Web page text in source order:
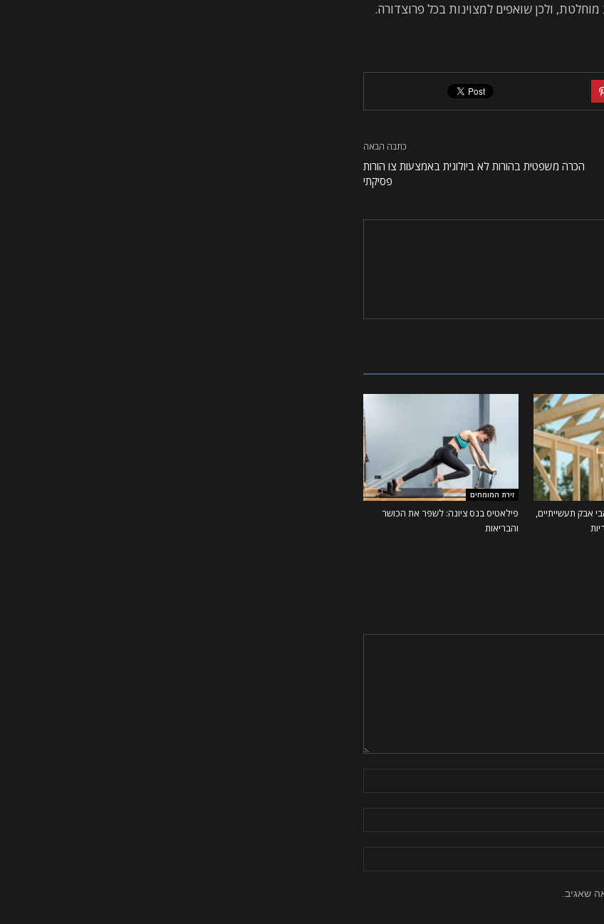
ולכן שואפים למצוינות בכל פרוצדורה.
כתבה הבאה
הכרה משפטית בהורות לא ביולוגית באמצעות צו הורות
פסיקתי
אבק תעשייתיים,
זירת המומחים
פילאטיס בנס ציונה: לשפר את הכושר
והבריאות
שאגיב.